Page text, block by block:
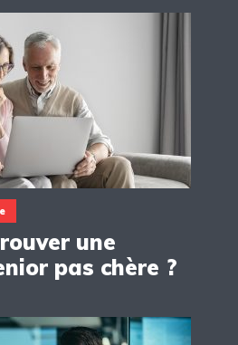
une
pas chère ?